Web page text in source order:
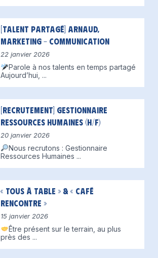
[Talent partagé] Arnaud,
Marketing – Communication
22 janvier 2026
Parole à nos talents en temps partagé
Aujourd’hui, ...
[Recrutement] Gestionnaire
Ressources Humaines (H/F)
20 janvier 2026
Nous recrutons : Gestionnaire
Ressources Humaines ...
« Tous à table » & « Café
Rencontre »
15 janvier 2026
Être présent sur le terrain, au plus
près des ...